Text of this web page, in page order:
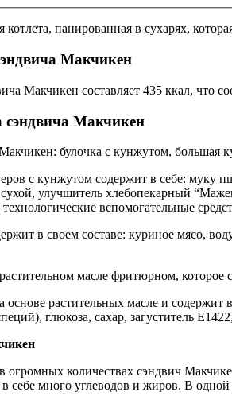
панированная в сухарях,
Макчикен
Макчикен составляет 435 ккал, что
сэндвича Макчикен
булочка с кунжутом, большая
с кунжутом содержит в себе:
улучшитель хлебопекарный
вспомогательные
в своем составе: куриное мясо,
масле фритюрном,
основе растительных масле и содержит
глюкоза, сахар, загуститель
огромных количествах сэндвич
себе много углеводов и жиров. В